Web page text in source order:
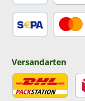
Versandarten